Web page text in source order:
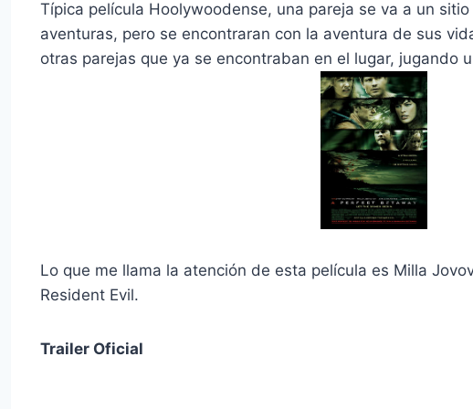
Típica película Hoolywoodense, una pareja se va a un
aventuras, pero se encontraran con la aventura de sus
otras parejas que ya se encontraban en el lugar, jugando
Lo que me llama la atención de esta película es Milla
Resident Evil.
Trailer Oficial